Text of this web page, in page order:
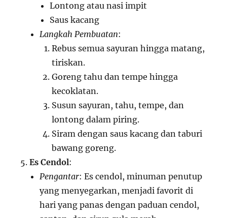
Lontong atau nasi impit
Saus kacang
Langkah Pembuatan:
Rebus semua sayuran hingga matang,
tiriskan.
Goreng tahu dan tempe hingga
kecoklatan.
Susun sayuran, tahu, tempe, dan
lontong dalam piring.
Siram dengan saus kacang dan taburi
bawang goreng.
Es Cendol:
Pengantar: Es cendol, minuman penutup
yang menyegarkan, menjadi favorit di
hari yang panas dengan paduan cendol,